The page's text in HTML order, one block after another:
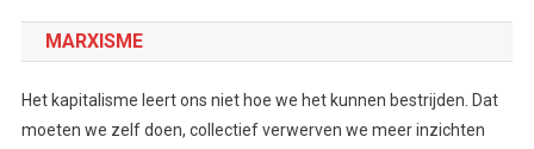
MARXISME
Het kapitalisme leert ons niet hoe we het kunnen bestrijden. Dat
moeten we zelf doen, collectief verwerven we meer inzichten